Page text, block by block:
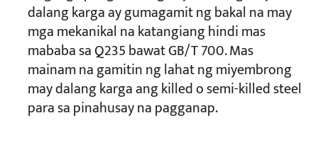
dalang karga ay gumagamit ng bakal na may
mga mekanikal na katangiang hindi mas
mababa sa Q235 bawat GB/T 700. Mas
mainam na gamitin ng lahat ng miyembrong
may dalang karga ang killed o semi-killed steel
para sa pinahusay na pagganap.